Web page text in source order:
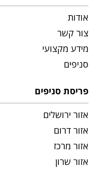
אודות
צור קשר
מידע מקצועי
סניפים
פריסת סניפים
אזור ירושלים
אזור דרום
אזור מרכז
אזור שרון